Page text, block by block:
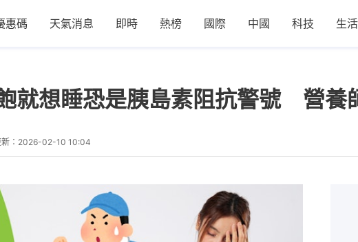
惠碼 天氣消息 即時 熱榜 國際 中國 科技 生活
就想睡恐是胰島素阻抗警號 營養
： 2026-02-10 10:04